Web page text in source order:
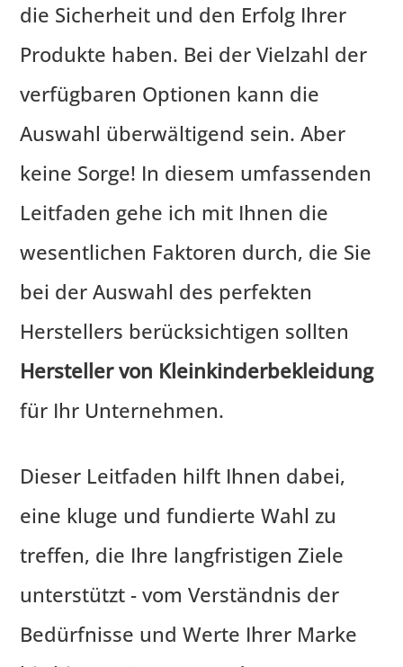
die Sicherheit und den Erfolg Ihrer
Produkte haben. Bei der Vielzahl der
verfügbaren Optionen kann die
Auswahl überwältigend sein. Aber
keine Sorge! In diesem umfassenden
Leitfaden gehe ich mit Ihnen die
wesentlichen Faktoren durch, die Sie
bei der Auswahl des perfekten
Herstellers berücksichtigen sollten
Hersteller von Kleinkinderbekleidung
für Ihr Unternehmen.
Dieser Leitfaden hilft Ihnen dabei,
eine kluge und fundierte Wahl zu
treffen, die Ihre langfristigen Ziele
unterstützt - vom Verständnis der
Bedürfnisse und Werte Ihrer Marke